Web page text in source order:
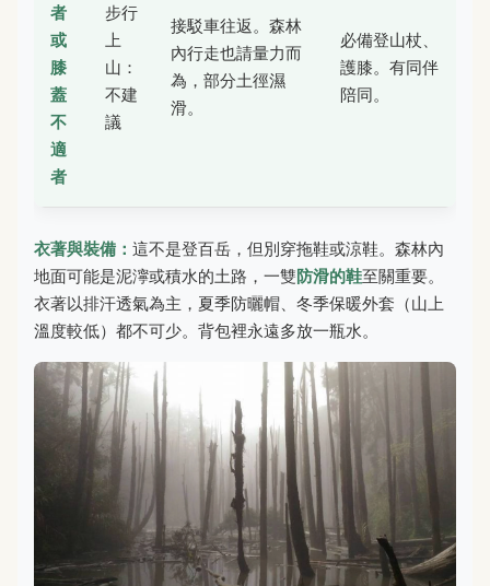
者
或
膝
蓋
不
適
者
步行
上
山：
不建
議
接駁車往返。森林
內行走也請量力而
為，部分土徑濕
滑。
必備登山杖、
護膝。有同伴
陪同。
衣著與裝備： 這不是登百岳，但別穿拖鞋或涼鞋。森林內
地面可能是泥濘或積水的土路，一雙防滑的鞋至關重要。
衣著以排汗透氣為主，夏季防曬帽、冬季保暖外套（山上
溫度較低）都不可少。背包裡永遠多放一瓶水。